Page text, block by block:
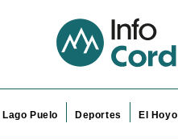
Lago Puelo Deportes El Hoyo